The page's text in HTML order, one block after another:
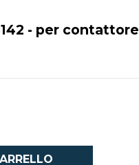
- per contattore